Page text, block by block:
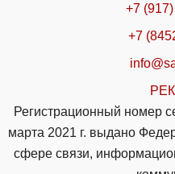
+7
+7
Регистрационный номер
марта 2021 г. выдано
сфере связи,